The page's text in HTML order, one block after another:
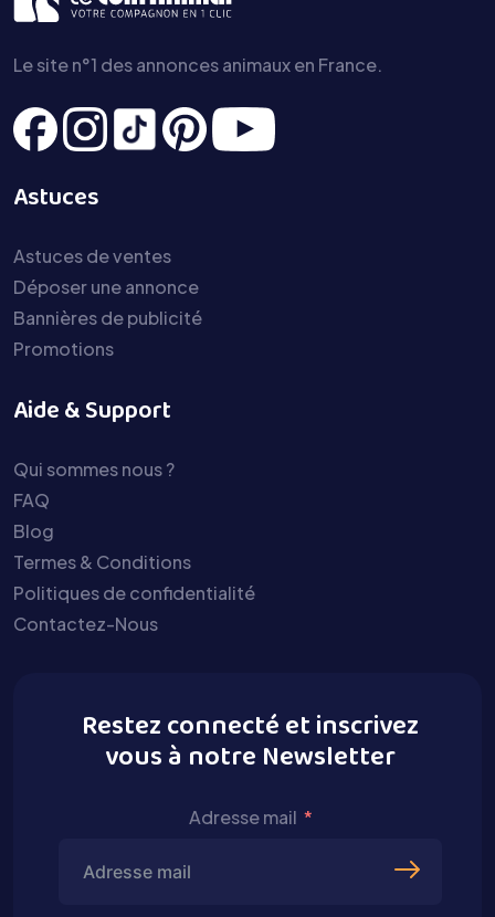
Le site n°1 des annonces animaux en France.
Astuces
Astuces de ventes
Déposer une annonce
Bannières de publicité
Promotions
Aide & Support
Qui sommes nous ?
FAQ
Blog
Termes & Conditions
Politiques de confidentialité
Contactez-Nous
Restez connecté et inscrivez
vous à notre Newsletter
Adresse mail